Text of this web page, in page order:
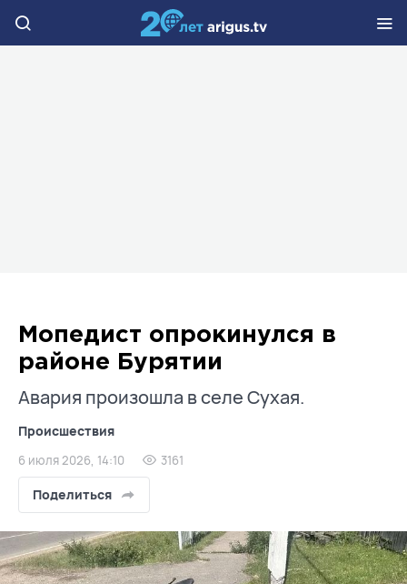
Мопедист опрокинулся в
районе Бурятии
Авария произошла в селе Сухая.
Происшествия
6 июля 2026, 14:10 3161
Поделиться